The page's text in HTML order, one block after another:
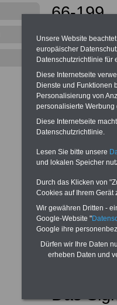
66-199
.
.
.
.
Das
Unsere Website
europäischer
Datenschutzrichtlinie für
Diese Internetseite
Dienste und Funktionen
Personalisierung von
personalisierte Werbung
Diese Internetseite
Datenschutzrichtlinie.
Lesen Sie bitte unsere
und lokalen Speicher
Durch das Klicken von
Cookies auf Ihrem Gerät
Wir gewähren Dritten -
Google-Website "
Google ihre
Dürfen wir Ihre Daten
erheben Daten und